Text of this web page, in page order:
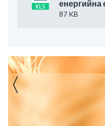
енергийна
87 KB